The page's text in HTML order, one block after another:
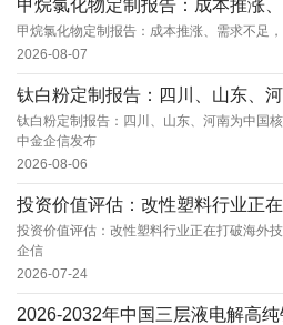
甲烷氯化物定制报告：成本推涨、需求不足
2026-08-07
钛白粉定制报告：四川、山东、河南为中国
中金企信发布
2026-08-06
投资价值评估：改性塑料行业正在打破海外
企信
2026-07-24